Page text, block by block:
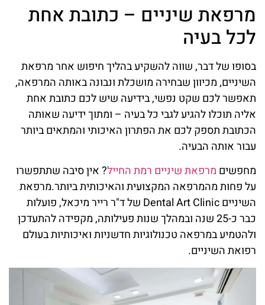
מרפאת שיניים – כתובת אחת
לכל בעיה
בסופו של דבר, שווה להשקיע בהליך חיפוש אחר מרפאת
השיניים, מכיוון שבחירה מושכלת ונבונה באותה המרפאה,
תאפשר לכם שקט נפשי, בידיעה שיש לכם כתובת אחת
אליה תוכלו להגיע לגבי כל בעיה – ומתוך ידיעה שאותה
הכתובת תספק לכם את הפתרון האיכותי והמתאים ביותר
עבור אותה הבעיה.
מחפשים מרפאת שיניים רמת החייל? אין סיבה שתתפשרו
על פחות מהמרפאה המקצועית והאיכותית ביותר.מרפאת
השיניים Dental Art Clinic של ד"ר רייר מיכאל, פועלות
כבר כ-25 שנה ובמהלך שנות פעילותה, מקפידה להתעדכן
ולהטמיע במרפאה טכנולוגיות חדשניות ואיכותיות בעולם
רפואת השיניים.